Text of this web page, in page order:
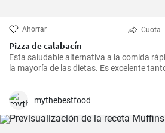
Ahorrar Cuota
Pizza de calabacín
Esta saludable alternativa a la comida
la mayoría de las dietas. Es excelente
lo que es una excelente opción para un
mythebestfood